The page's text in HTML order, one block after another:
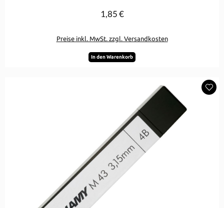
Regulärer Preis:
1,85 €
Preise inkl. MwSt. zzgl. Versandkosten
In den Warenkorb